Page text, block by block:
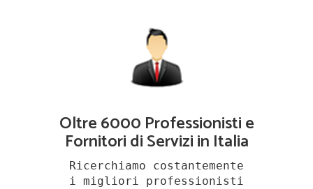
Oltre 6000 Professionisti e
Fornitori di Servizi in Italia
Ricerchiamo costantemente
i migliori professionisti